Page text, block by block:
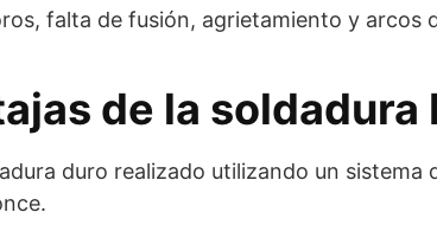
falta de fusión, agrietamiento y arcos
de la soldadura
duro realizado utilizando un sistema